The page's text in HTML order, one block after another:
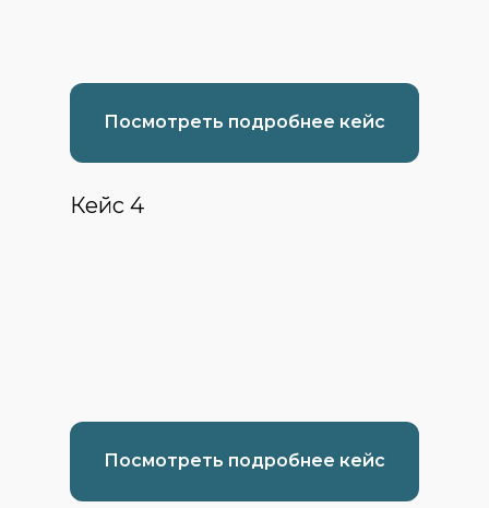
Кейс 4
Посмотреть подробнее кейс
Посмотреть подробнее кейс